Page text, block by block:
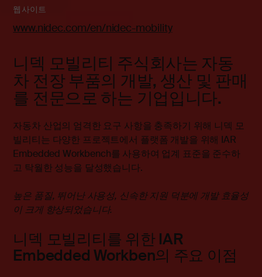
웹사이트
www.nidec.com/en/nidec-mobility
니덱 모빌리티 주식회사는 자동
차 전장 부품의 개발, 생산 및 판매
를 전문으로 하는 기업입니다.
자동차 산업의 엄격한 요구 사항을 충족하기 위해 니덱 모
빌리티는 다양한 프로젝트에서 플랫폼 개발을 위해 IAR
Embedded Workbench를 사용하여 업계 표준을 준수하
고 탁월한 성능을 달성했습니다.
높은 품질, 뛰어난 사용성, 신속한 지원 덕분에 개발 효율성
이 크게 향상되었습니다.
니덱 모빌리티를 위한 IAR
Embedded Workben의 주요 이점